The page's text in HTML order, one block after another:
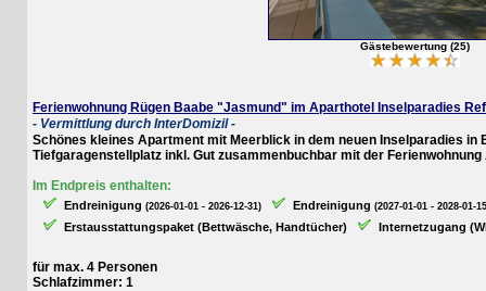
Gästebewertung (25)
Ferienwohnung Rügen Baabe "Jasmund" im Aparthotel Inselparadies Ref:
- Vermittlung durch InterDomizil -
Schönes kleines Apartment mit Meerblick in dem neuen Inselparadies in
Tiefgaragenstellplatz inkl. Gut zusammenbuchbar mit der Ferienwohnung
Im Endpreis enthalten:
Endreinigung(2026-01-01 - 2026-12-31) Endreinigung(2027-01-01 - 2028-01-15)
Erstausstattungspaket (Bettwäsche, Handtücher) Internetzugang (WLAN)
für max. 4 Personen
Schlafzimmer: 1